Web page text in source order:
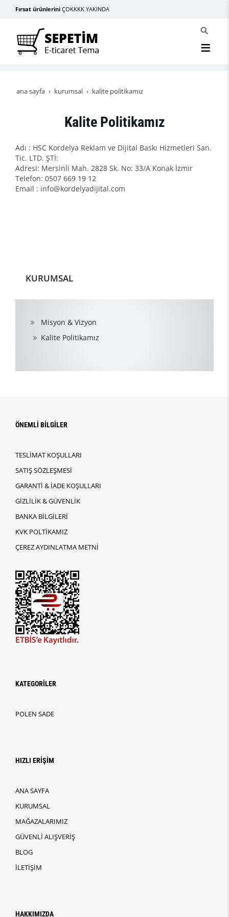
Fırsat ürünlerini ÇOKKKK YAKINDA
ana sayfa kurumsal kalite politikamız
Kalite Politikamız
Adı : HSC Kordelya Reklam ve Dijital Baskı Hizmetleri San.
Tic. LTD. ŞTİ:
Adresi: Mersinli Mah. 2828 Sk. No: 33/A Konak İzmir
Telefon: 0507 669 19 12
Email : info@kordelyadijital.com
KURUMSAL
Misyon & Vizyon
Kalite Politikamız
ÖNEMLİ BİLGİLER
TESLİMAT KOŞULLARI
SATIŞ SÖZLEŞMESİ
GARANTİ & İADE KOŞULLARI
GİZLİLİK & GÜVENLİK
BANKA BİLGİLERİ
KVK POLTİKAMIZ
ÇEREZ AYDINLATMA METNİ
KATEGORİLER
POLEN SADE
HIZLI ERİŞİM
ANA SAYFA
KURUMSAL
MAĞAZALARIMIZ
GÜVENLİ ALIŞVERİŞ
BLOG
İLETİŞİM
HAKKIMIZDA